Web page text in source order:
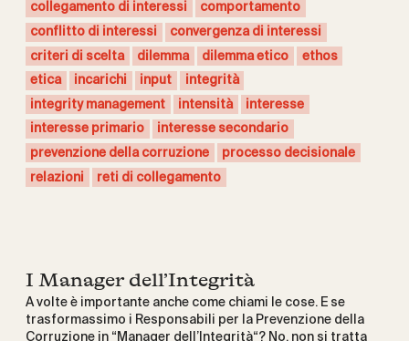
collegamento di interessi
comportamento
conflitto di interessi
convergenza di interessi
criteri di scelta
dilemma dilemma etico
ethos
etica
incarichi input
integrità
integrity management
intensità
interesse
interesse primario
interesse secondario
prevenzione della corruzione
processo decisionale
relazioni
reti di collegamento
I Manager dell’Integrità
A volte è importante anche come chiami le cose. E se
trasformassimo i Responsabili per la Prevenzione della
Corruzione in “Manager dell’Integrità“? No, non si tratta